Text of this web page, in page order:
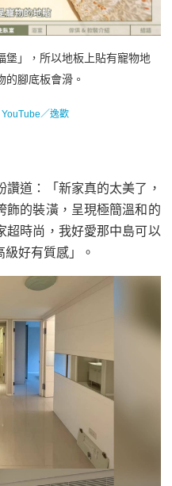
」，所以地板上貼有寵物地
的腳底板會滑。
YouTube／逸歡
道：「新家真的太美了，
飾的裝潢，呈現極簡溫和的
超時尚，我好愛那中島可以
好有質感」。